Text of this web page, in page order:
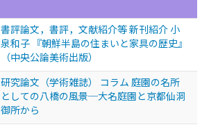
書評論文，書評，文献紹介等 新刊紹介 小
泉和子 『朝鮮半島の住まいと家具の歴史』
（中央公論美術出版）
研究論文（学術雑誌） コラム 庭園の名所
としての八橋の風景─大名庭園と京都仙洞
御所から